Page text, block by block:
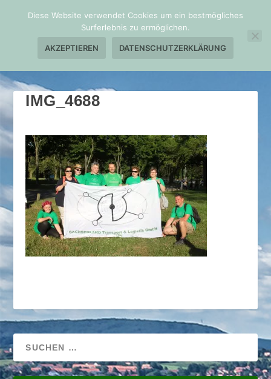
IMG_4688
Diese Website verwendet Cookies um ein bestmögliches
Surferlebnis zu ermöglichen.
AKZEPTIEREN DATENSCHUTZERKLÄRUNG